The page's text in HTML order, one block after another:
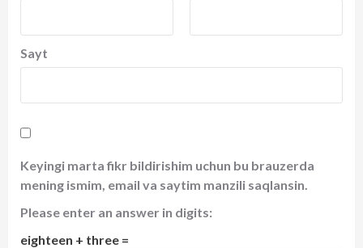
Sayt
Keyingi marta fikr bildirishim uchun bu brauzerda
mening ismim, email va saytim manzili saqlansin.
Please enter an answer in digits:
eighteen + three =